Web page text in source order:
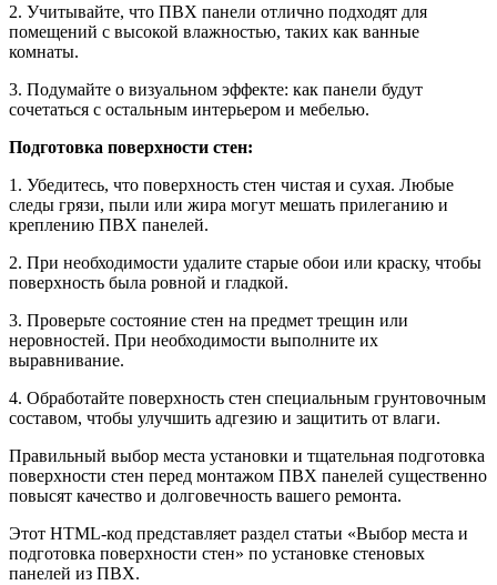
2. Учитывайте, что ПВХ панели отлично подходят для
помещений с высокой влажностью, таких как ванные
комнаты.
3. Подумайте о визуальном эффекте: как панели будут
сочетаться с остальным интерьером и мебелью.
Подготовка поверхности стен:
1. Убедитесь, что поверхность стен чистая и сухая. Любые
следы грязи, пыли или жира могут мешать прилеганию и
креплению ПВХ панелей.
2. При необходимости удалите старые обои или краску, чтобы
поверхность была ровной и гладкой.
3. Проверьте состояние стен на предмет трещин или
неровностей. При необходимости выполните их
выравнивание.
4. Обработайте поверхность стен специальным грунтовочным
составом, чтобы улучшить адгезию и защитить от влаги.
Правильный выбор места установки и тщательная подготовка
поверхности стен перед монтажом ПВХ панелей существенно
повысят качество и долговечность вашего ремонта.
Этот HTML-код представляет раздел статьи «Выбор места и
подготовка поверхности стен» по установке стеновых
панелей из ПВХ.